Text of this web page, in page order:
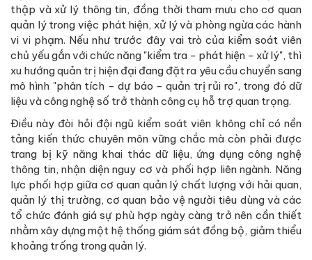
thập và xử lý thông tin, đồng thời tham mưu cho cơ quan
quản lý trong việc phát hiện, xử lý và phòng ngừa các hành
vi vi phạm. Nếu như trước đây vai trò của kiểm soát viên
chủ yếu gắn với chức năng "kiểm tra - phát hiện - xử lý", thì
xu hướng quản trị hiện đại đang đặt ra yêu cầu chuyển sang
mô hình "phân tích - dự báo - quản trị rủi ro", trong đó dữ
liệu và công nghệ số trở thành công cụ hỗ trợ quan trọng.
Điều này đòi hỏi đội ngũ kiểm soát viên không chỉ có nền
tảng kiến thức chuyên môn vững chắc mà còn phải được
trang bị kỹ năng khai thác dữ liệu, ứng dụng công nghệ
thông tin, nhận diện nguy cơ và phối hợp liên ngành. Năng
lực phối hợp giữa cơ quan quản lý chất lượng với hải quan,
quản lý thị trường, cơ quan bảo vệ người tiêu dùng và các
tổ chức đánh giá sự phù hợp ngày càng trở nên cần thiết
nhằm xây dựng một hệ thống giám sát đồng bộ, giảm thiểu
khoảng trống trong quản lý.